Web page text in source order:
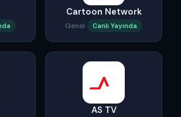
Cartoon Network
Genel Canlı Yayında
AS TV